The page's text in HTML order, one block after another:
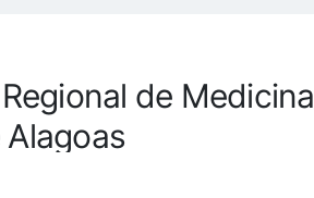
de Medicina